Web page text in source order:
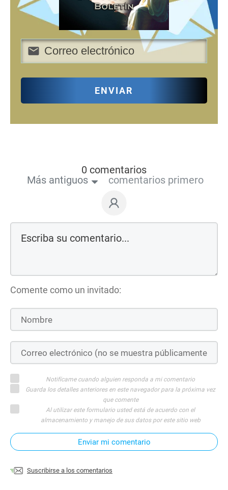
ENVIAR
0 comentarios
Más antiguos
comentarios primero
Comente como un invitado:
Notifícame cuando alguien responda a mi comentario
Guarda los detalles anteriores en este navegador para la próxima vez
que comente
Al utilizar este formulario usted está de acuerdo con el
almacenamiento y manejo de sus datos por este sitio web
Enviar mi comentario
Suscribirse a los comentarios